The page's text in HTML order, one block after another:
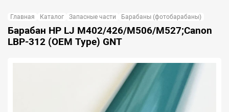
Выберите бренд
Устройство:
Главная Каталог Запасные части Барабаны (фотобарабаны)
Барабан HP LJ M402/426/M506/M527;Canon
LBP-312 (OEM Type) GNT